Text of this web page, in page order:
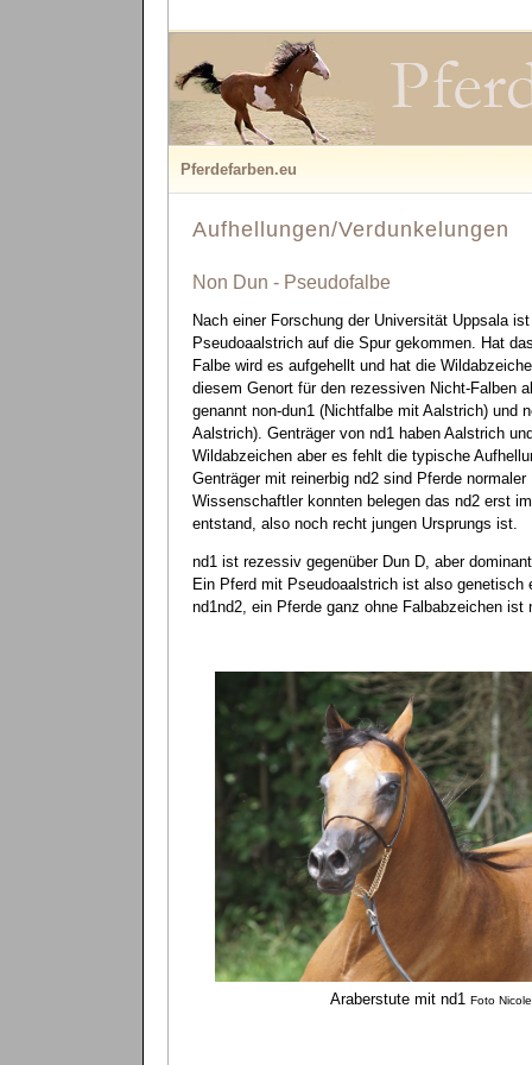
Pferdefarben.eu
Aufhellungen/Verdunkelungen
Non Dun - Pseudofalbe
Nach einer Forschung der Universität Uppsala
Pseudoaalstrich auf die Spur gekommen. Hat
Falbe wird es aufgehellt und hat die
diesem Genort für den rezessiven Nicht-Falben
genannt non-dun1 (Nichtfalbe mit Aalstrich) und
Aalstrich). Genträger von nd1 haben Aalstrich
Wildabzeichen aber es fehlt die typische
Genträger mit reinerbig nd2 sind Pferde normaler
Wissenschaftler konnten belegen das nd2 erst
entstand, also noch recht jungen Ursprungs ist.
nd1 ist rezessiv gegenüber Dun D, aber
Ein Pferd mit Pseudoaalstrich ist also genetisch
nd1nd2, ein Pferde ganz ohne Falbabzeichen ist
Araberstute mit nd1 Foto